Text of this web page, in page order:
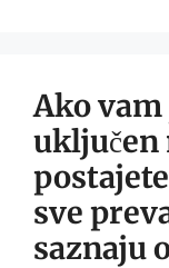
Ako
uključen
sve
saznaju